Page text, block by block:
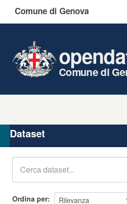
Comune di Genova
Comune di
Organizzazioni
Gruppi
Dataset
Ordina per